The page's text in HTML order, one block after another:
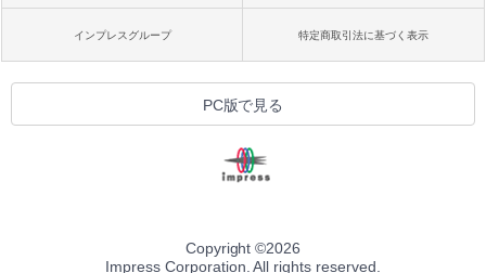
インプレスグループ 特定商取引法に基づく表示
PC版で見る
Copyright ©2026
Impress Corporation. All rights reserved.